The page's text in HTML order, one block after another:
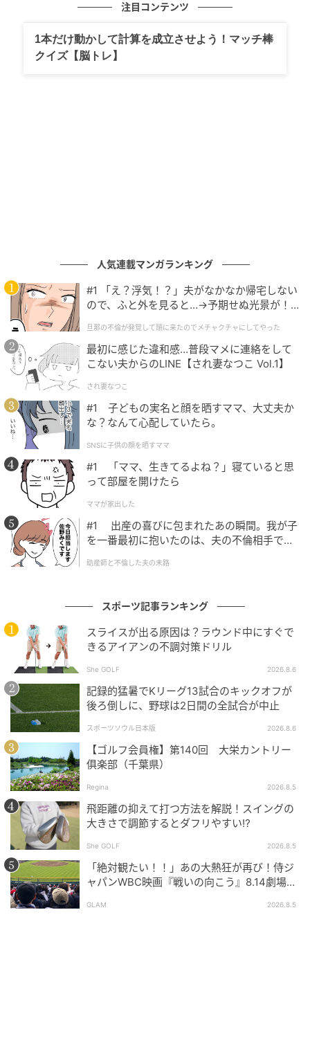
僕が哺乳瓶であげてる時に僕もうとうとしちゃって、
気付いたら（寝）落ちちゃってる時があるんですけど
（笑）あれの理論、だれか知っている人いないですか
その時を楽しむのが一番と感じているようだ。
なお、授乳中に父親も眠くなる理由については、「赤
ちゃんの鼻からマイナスイオンが出ている説」が番組
最後に紹介されていたが、果たして…。
筆者：井上大輔（編集部）
元記事で読む
次の記事
CL決勝「PSG対アーセナル」、ライブビュー
イングを全国37カ所のイオンシネマで実施！
ファンには嬉しい“チーム別の応援上映”
の記事をもっとみる
注目コンテンツ
1本だけ動かして計算を成立させよう！マッチ棒
クイズ【脳トレ】
人気連載マンガランキング
#1 「え？浮気！？」夫がなかなか帰宅しない
ので、ふと外を見ると…→予期せぬ光景が！
クチャにしてやった
旦那の不倫が発覚して頭に来たのでメチャクチャにしてやった
最初に感じた違和感…普段マメに連絡をして
こない夫からのLINE【され妻なつこ Vol.1】
され妻なつこ
#1 子どもの実名と顔を晒すママ、大丈夫か
な？なんて心配していたら。
SNSに子供の顔を晒すママ
#1 「ママ、生きてるよね？」寝ていると思
って部屋を開けたら
ママが家出した
#1 出産の喜びに包まれたあの瞬間。我が子
を一番最初に抱いたのは、夫の不倫相手でし
助産師と不倫した夫の末路
スポーツ記事ランキング
スライスが出る原因は？ラウンド中にすぐで
きるアイアンの不調対策ドリル
She GOLF 2026.8.6
記録的猛暑でKリーグ13試合のキックオフが
後ろ倒しに、野球は2日間の全試合が中止
スポーツソウル日本版 2026.8.6
【ゴルフ会員権】第140回 大栄カントリー
俱楽部（千葉県）
Regina 2026.8.5
飛距離の抑えて打つ方法を解説！スイングの
大きさで調節するとダフリやすい⁉
She GOLF 2026.8.5
「絶対観たい！！」あの大熱狂が再び！侍ジ
ャパンWBC映画『戦いの向こう』8.14劇場公
GLAM 2026.8.5